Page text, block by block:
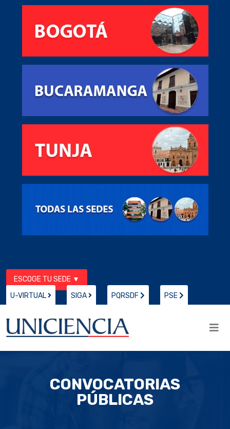
ESCOGE TU SEDE ▼
U-VIRTUAL
SIGA PQRSDF PSE
CONVOCATORIAS
PÚBLICAS